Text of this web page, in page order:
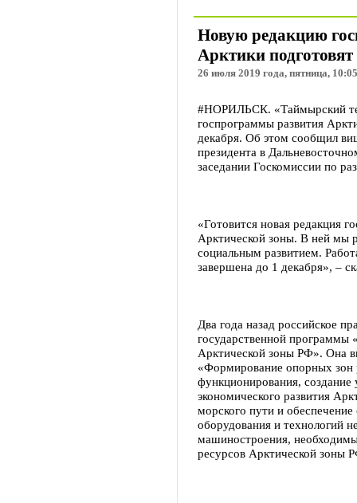
Новую редакцию
Арктики
26 июля 2019 года, пятница, 10:05
#НОРИЛЬСК. «Таймырский
госпрограммы развития
декабря. Об этом сообщил
президента в
заседании Госкомиссии по
«Готовится новая редакция
Арктической зоны. В ней мы
социальным развитием.
завершена до 1 декабря», –
Два года назад российское
государственной программы
Арктической зоны РФ». Она
«Формирование опорных зон
функционирования, создание
экономического развития
морского пути и
оборудования и технологий
машиностроения,
ресурсов Арктической зоны